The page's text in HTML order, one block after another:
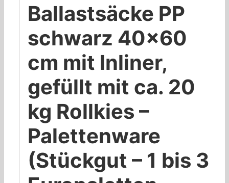
Ballastsäcke PP
schwarz 40×60
cm mit Inliner,
gefüllt mit ca. 20
kg Rollkies –
Palettenware
(Stückgut – 1 bis 3